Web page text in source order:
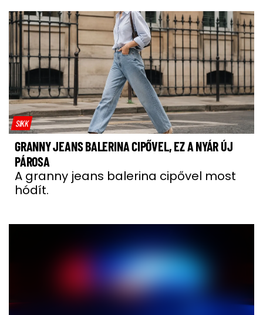
SIKK
GRANNY JEANS BALERINA CIPŐVEL, EZ A NYÁR ÚJ
PÁROSA
A granny jeans balerina cipővel most
hódít.